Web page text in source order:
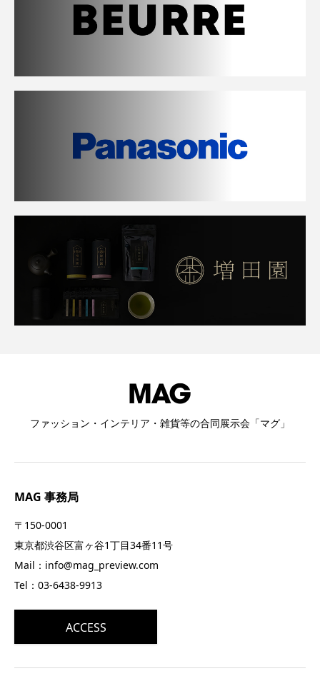
ファッション・インテリア・雑貨等の合同展示会「マグ」
MAG 事務局
〒150-0001
東京都渋谷区富ヶ谷1丁目34番11号
Mail：info@mag_preview.com
Tel：03-6438-9913
ACCESS